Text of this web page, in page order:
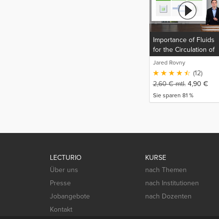
Importance of Fluids
for the Circulation of
Blood, Gas Movement,
and Gas Exchange
Jared Rovny
(12)
2,60€mtl. 4,90 €
Sie sparen 81 %
LECTURIO
Über uns
Presse
Jobangebote
Kontakt
KURSE
nach Themen
nach Institutionen
nach Dozenten